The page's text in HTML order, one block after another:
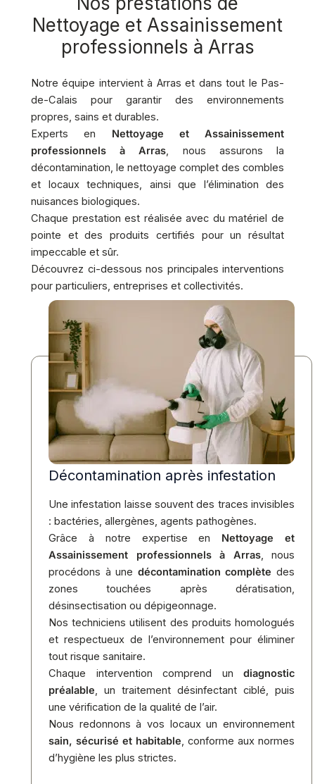
Nettoyage et Assainissement
professionnels à Arras
Notre équipe intervient à Arras et dans tout le Pas-
de-Calais pour garantir des environnements
propres, sains et durables.
Experts en Nettoyage et Assainissement
professionnels à Arras, nous assurons la
décontamination, le nettoyage complet des combles
et locaux techniques, ainsi que l’élimination des
nuisances biologiques.
Chaque prestation est réalisée avec du matériel de
pointe et des produits certifiés pour un résultat
impeccable et sûr.
Découvrez ci-dessous nos principales interventions
pour particuliers, entreprises et collectivités.
Décontamination après infestation
Une infestation laisse souvent des traces invisibles
: bactéries, allergènes, agents pathogènes.
Grâce à notre expertise en Nettoyage et
Assainissement professionnels à Arras, nous
procédons à une décontamination complète des
zones touchées après dératisation,
désinsectisation ou dépigeonnage.
Nos techniciens utilisent des produits homologués
et respectueux de l’environnement pour éliminer
tout risque sanitaire.
Chaque intervention comprend un diagnostic
préalable, un traitement désinfectant ciblé, puis
une vérification de la qualité de l’air.
Nous redonnons à vos locaux un environnement
sain, sécurisé et habitable, conforme aux normes
d’hygiène les plus strictes.